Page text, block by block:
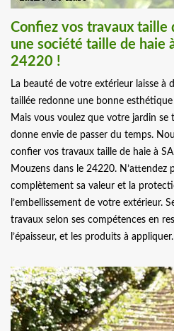
Confiez vos travaux taille
une société taille de haie
24220 !
La beauté de votre extérieur laisse à
taillée redonne une bonne
Mais vous voulez que votre jardin
donne envie de passer du temps.
confier vos travaux taille de haie à
Mouzens dans le 24220. N’attendez
complètement sa valeur et la
l’embellissement de votre extérieur.
travaux selon ses compétences en
l’épaisseur, et les produits à